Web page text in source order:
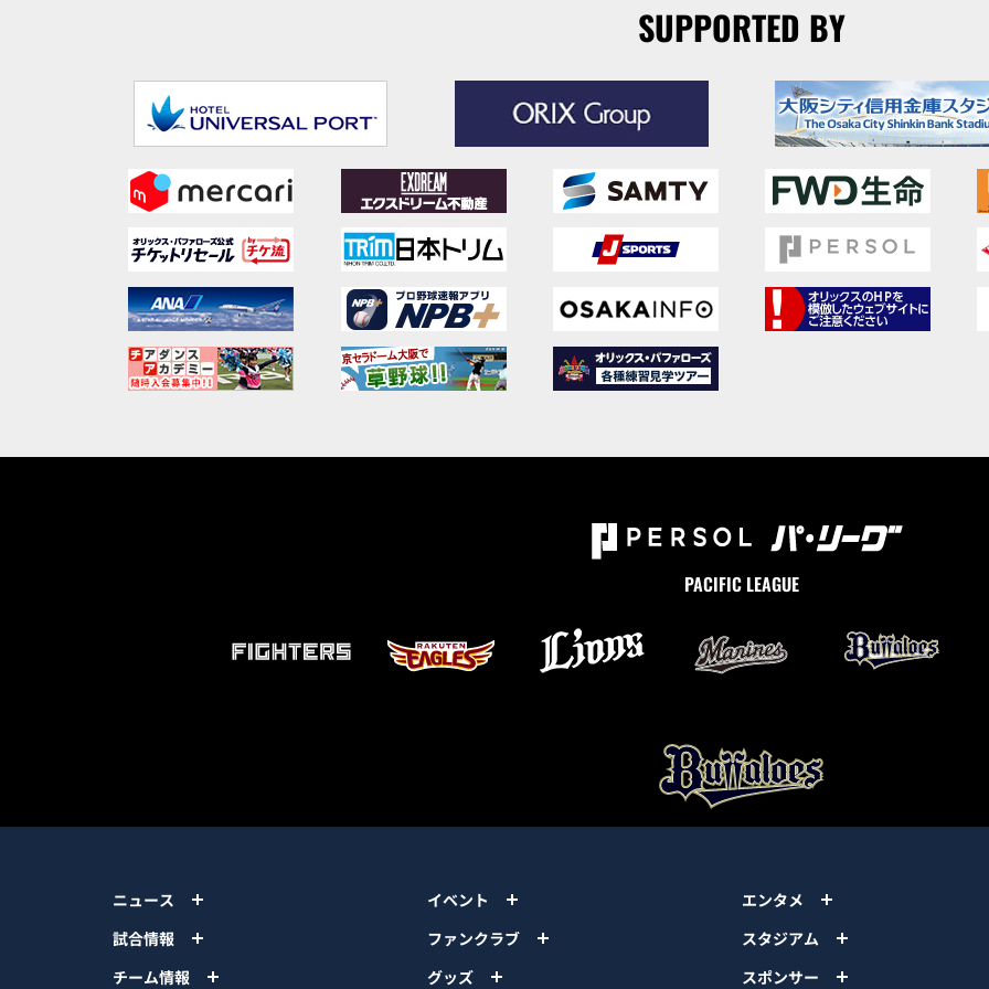
SUPPORTED BY
PACIFIC LEAGUE
ニュース
試合情報
チーム情報
イベント
ファンクラブ
グッズ
エンタメ
スタジアム
スポンサー